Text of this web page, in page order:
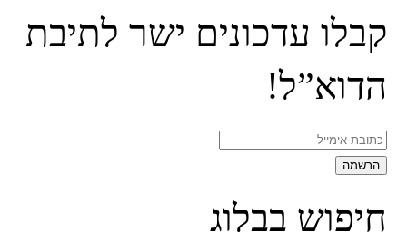
קבלו עדכונים ישר לתיבת
הדוא”ל!
חיפוש בבלוג